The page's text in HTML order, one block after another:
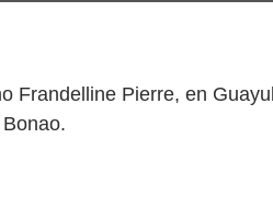
Frandelline Pierre, en